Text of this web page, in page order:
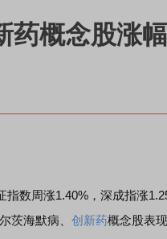
药概念股涨
数周涨1.40%，深成指涨
茨海默病、 创新药概念股表现